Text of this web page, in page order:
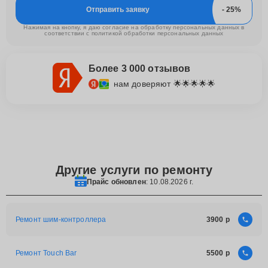
Отправить заявку
Нажимая на кнопку, я даю согласие на обработку персональных данных в
соответствии с политикой обработки персональных данных
Более 3 000 отзывов
нам доверяют 🌟🌟🌟🌟🌟
Другие услуги по ремонту
Прайс обновлен: 10.08.2026 г.
Ремонт шим-контроллера 3900
Ремонт Touch Bar 5500